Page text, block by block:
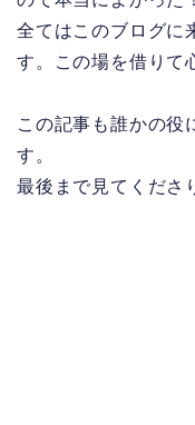
全てはこのブログに
す。この場を借りて
この記事も誰かの役
す。
最後まで見てくださ